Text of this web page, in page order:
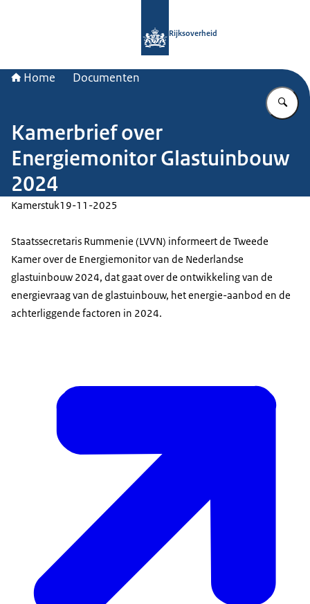
Rijksoverheid
Home Documenten
Kamerbrief over
Energiemonitor Glastuinbouw
2024
Kamerstuk19-11-2025
Staatssecretaris Rummenie (LVVN) informeert de Tweede
Kamer over de Energiemonitor van de Nederlandse
glastuinbouw 2024, dat gaat over de ontwikkeling van de
energievraag van de glastuinbouw, het energie-aanbod en de
achterliggende factoren in 2024.